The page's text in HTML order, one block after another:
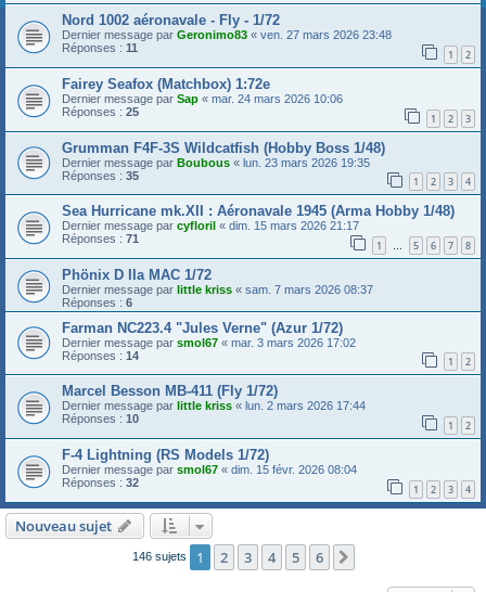
Nord 1002 aéronavale - Fly - 1/72
Dernier message par Geronimo83 « ven. 27 mars 2026 23:48
Réponses : 11 1 2
Fairey Seafox (Matchbox) 1:72e
Dernier message par Sap « mar. 24 mars 2026 10:06
Réponses : 25 1 2 3
Grumman F4F-3S Wildcatfish (Hobby Boss 1/48)
Dernier message par Boubous « lun. 23 mars 2026 19:35
Réponses : 35 1 2 3 4
Sea Hurricane mk.XII : Aéronavale 1945 (Arma Hobby 1/48)
Dernier message par cyfloril « dim. 15 mars 2026 21:17
Réponses : 71 1 … 5 6 7 8
Phönix D IIa MAC 1/72
Dernier message par little kriss « sam. 7 mars 2026 08:37
Réponses : 6
Farman NC223.4 "Jules Verne" (Azur 1/72)
Dernier message par smol67 « mar. 3 mars 2026 17:02
Réponses : 14 1 2
Marcel Besson MB-411 (Fly 1/72)
Dernier message par little kriss « lun. 2 mars 2026 17:44
Réponses : 10 1 2
F-4 Lightning (RS Models 1/72)
Dernier message par smol67 « dim. 15 févr. 2026 08:04
Réponses : 32 1 2 3 4
Nouveau sujet
146 sujets 1 2 3 4 5 6